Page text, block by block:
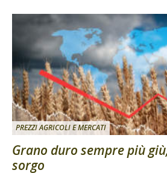
PREZZI AGRICOLI E MERCATI
Grano duro sempre più
sorgo